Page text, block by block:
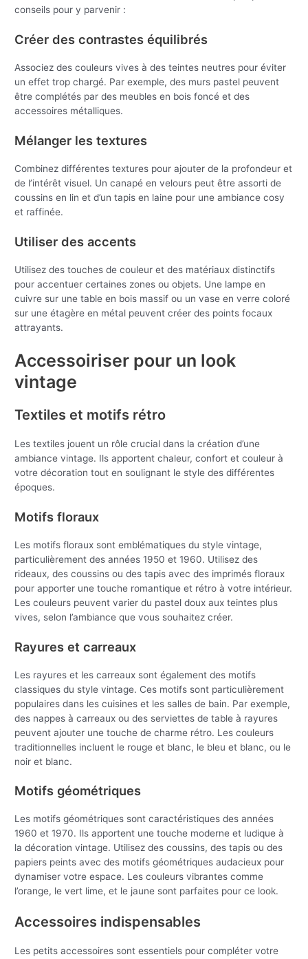
conseils pour y parvenir :
Créer des contrastes équilibrés
Associez des couleurs vives à des teintes neutres pour éviter
un effet trop chargé. Par exemple, des murs pastel peuvent
être complétés par des meubles en bois foncé et des
accessoires métalliques.
Mélanger les textures
Combinez différentes textures pour ajouter de la profondeur et
de l’intérêt visuel. Un canapé en velours peut être assorti de
coussins en lin et d’un tapis en laine pour une ambiance cosy
et raffinée.
Utiliser des accents
Utilisez des touches de couleur et des matériaux distinctifs
pour accentuer certaines zones ou objets. Une lampe en
cuivre sur une table en bois massif ou un vase en verre coloré
sur une étagère en métal peuvent créer des points focaux
attrayants.
Accessoiriser pour un look
vintage
Textiles et motifs rétro
Les textiles jouent un rôle crucial dans la création d’une
ambiance vintage. Ils apportent chaleur, confort et couleur à
votre décoration tout en soulignant le style des différentes
époques.
Motifs floraux
Les motifs floraux sont emblématiques du style vintage,
particulièrement des années 1950 et 1960. Utilisez des
rideaux, des coussins ou des tapis avec des imprimés floraux
pour apporter une touche romantique et rétro à votre intérieur.
Les couleurs peuvent varier du pastel doux aux teintes plus
vives, selon l’ambiance que vous souhaitez créer.
Rayures et carreaux
Les rayures et les carreaux sont également des motifs
classiques du style vintage. Ces motifs sont particulièrement
populaires dans les cuisines et les salles de bain. Par exemple,
des nappes à carreaux ou des serviettes de table à rayures
peuvent ajouter une touche de charme rétro. Les couleurs
traditionnelles incluent le rouge et blanc, le bleu et blanc, ou le
noir et blanc.
Motifs géométriques
Les motifs géométriques sont caractéristiques des années
1960 et 1970. Ils apportent une touche moderne et ludique à
la décoration vintage. Utilisez des coussins, des tapis ou des
papiers peints avec des motifs géométriques audacieux pour
dynamiser votre espace. Les couleurs vibrantes comme
l’orange, le vert lime, et le jaune sont parfaites pour ce look.
Accessoires indispensables
Les petits accessoires sont essentiels pour compléter votre